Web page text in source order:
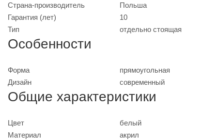
Страна-производитель
Польша
Гарантия (лет)
10
Тип
отдельно стоящая
Особенности
Форма
прямоугольная
Дизайн
современный
Общие характеристики
Цвет
белый
Материал
акрил